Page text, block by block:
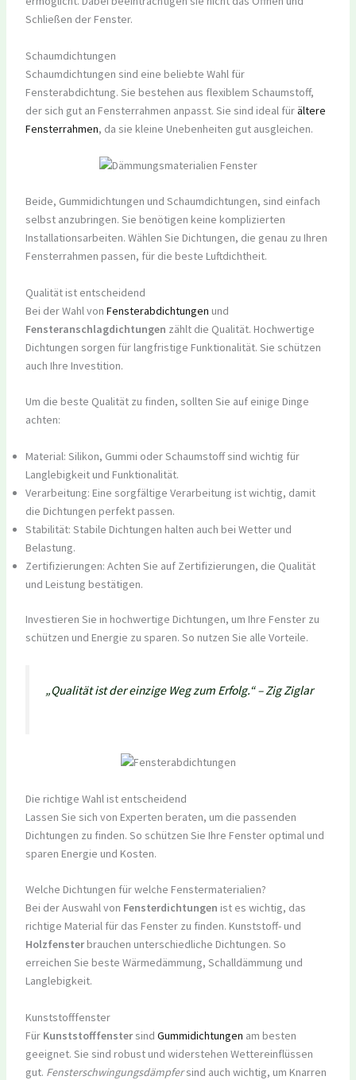
Schließen der Fenster.
Schaumdichtungen
Schaumdichtungen sind eine beliebte Wahl für
Fensterabdichtung. Sie bestehen aus flexiblem Schaumstoff,
der sich gut an Fensterrahmen anpasst. Sie sind ideal fürältere
Fensterrahmen, da sie kleine Unebenheiten gut ausgleichen.
Beide, Gummidichtungen und Schaumdichtungen, sind einfach
selbst anzubringen. Sie benötigen keine komplizierten
Installationsarbeiten. Wählen Sie Dichtungen, die genau zu Ihren
Fensterrahmen passen, für die beste Luftdichtheit.
Qualität ist entscheidend
Bei der Wahl von Fensterabdichtungen und
Fensteranschlagdichtungen zählt die Qualität. Hochwertige
Dichtungen sorgen für langfristige Funktionalität. Sie schützen
auch Ihre Investition.
Um die beste Qualität zu finden, sollten Sie auf einige Dinge
achten:
Material: Silikon, Gummi oder Schaumstoff sind wichtig für
Langlebigkeit und Funktionalität.
Verarbeitung: Eine sorgfältige Verarbeitung ist wichtig, damit
die Dichtungen perfekt passen.
Stabilität: Stabile Dichtungen halten auch bei Wetter und
Belastung.
Zertifizierungen: Achten Sie auf Zertifizierungen, die Qualität
und Leistung bestätigen.
Investieren Sie in hochwertige Dichtungen, um Ihre Fenster zu
schützen und Energie zu sparen. So nutzen Sie alle Vorteile.
„Qualität ist der einzige Weg zum Erfolg.“– Zig Ziglar
Die richtige Wahl ist entscheidend
Lassen Sie sich von Experten beraten, um die passenden
Dichtungen zu finden. So schützen Sie Ihre Fenster optimal und
sparen Energie und Kosten.
Welche Dichtungen für welche Fenstermaterialien?
Bei der Auswahl von Fensterdichtungen ist es wichtig, das
richtige Material für das Fenster zu finden. Kunststoff- und
Holzfensterbrauchen unterschiedliche Dichtungen. So
erreichen Sie beste Wärmedämmung, Schalldämmung und
Langlebigkeit.
Kunststofffenster
Für Kunststofffenstersind Gummidichtungen am besten
geeignet. Sie sind robust und widerstehen Wettereinflüssen
gut. Fensterschwingungsdämpfersind auch wichtig, um Knarren